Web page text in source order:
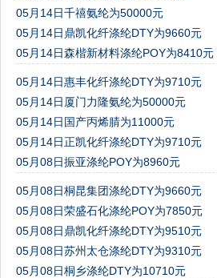
05月14日千禧氨纶为50000元
05月14日鼎凯化纤涤纶DTY为9660元
05月14日森楷新材料涤纶POY为8410元
05月14日惠丰化纤涤纶DTY为9710元
05月14日厦门力隆氨纶为50000元
05月14日国产丙烯腈为11000元
05月14日正凯化纤涤纶DTY为9710元
05月08日振亚涤纶POY为8960元
05月08日桐昆集团涤纶DTY为9660元
05月08日荣盛石化涤纶POY为7850元
05月08日鼎凯化纤涤纶DTY为9510元
05月08日苏州太仓涤纶DTY为9310元
05月08日桐乡涤纶DTY为10710元